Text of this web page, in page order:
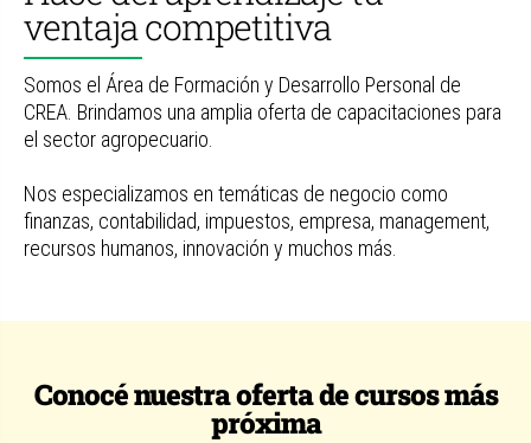
ventaja competitiva
Somos el Área de Formación y Desarrollo Personal de
CREA. Brindamos una amplia oferta de capacitaciones para
el sector agropecuario.
Nos especializamos en temáticas de negocio como
finanzas, contabilidad, impuestos, empresa, management,
recursos humanos, innovación y muchos más.
Conocé nuestra oferta de cursos más
próxima